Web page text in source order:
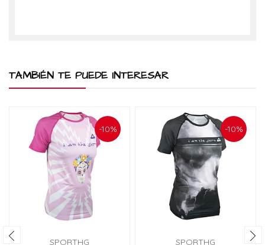
TAMBIÉN TE PUEDE INTERESAR
-10%
SPORTHG
-10%
SPORTHG